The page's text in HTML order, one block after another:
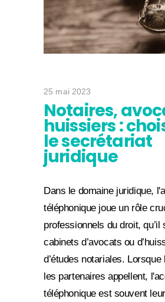
25 mai 2023
Notaires,
huissiers :
le secrétariat
juridique
Dans le domaine juridique,
téléphonique joue un rôle
professionnels du droit, qu’il
cabinets d’avocats ou
d’études notariales.
les partenaires appellent,
téléphonique est souvent